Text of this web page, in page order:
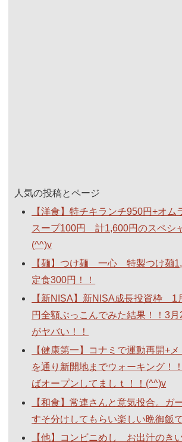
人気の投稿とページ
【洋食】特チキランチ950円+オム
スープ100円 計1,600円のスペシ
(^^)v
【麺】つけ麺 一心 特製つけ麺
定食300円！！
【新NISA】新NISA成長投資枠 1
円全額ぶっこんでみた結果！！3
がヤバい！！
【健康第一】コナミで運動再開+
を通り新開地までウォーキング！
ばオープンしてましｔ！！(^^)v
【和食】常連さんと意気投合。ガ
すそ分けしてもらい楽しい晩御飯
【他】コンビニめし お出汁のき